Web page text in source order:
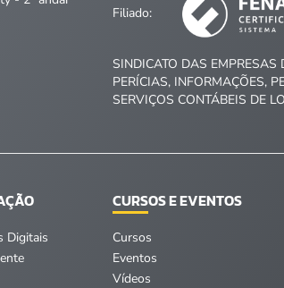
Filiado:
SINDICATO DAS EMPRESAS
PERÍCIAS, INFORMAÇÕES,
SERVIÇOS CONTÁBEIS DE
Digitais
CURSOS E EVENTOS
Cursos
Eventos
Vídeos